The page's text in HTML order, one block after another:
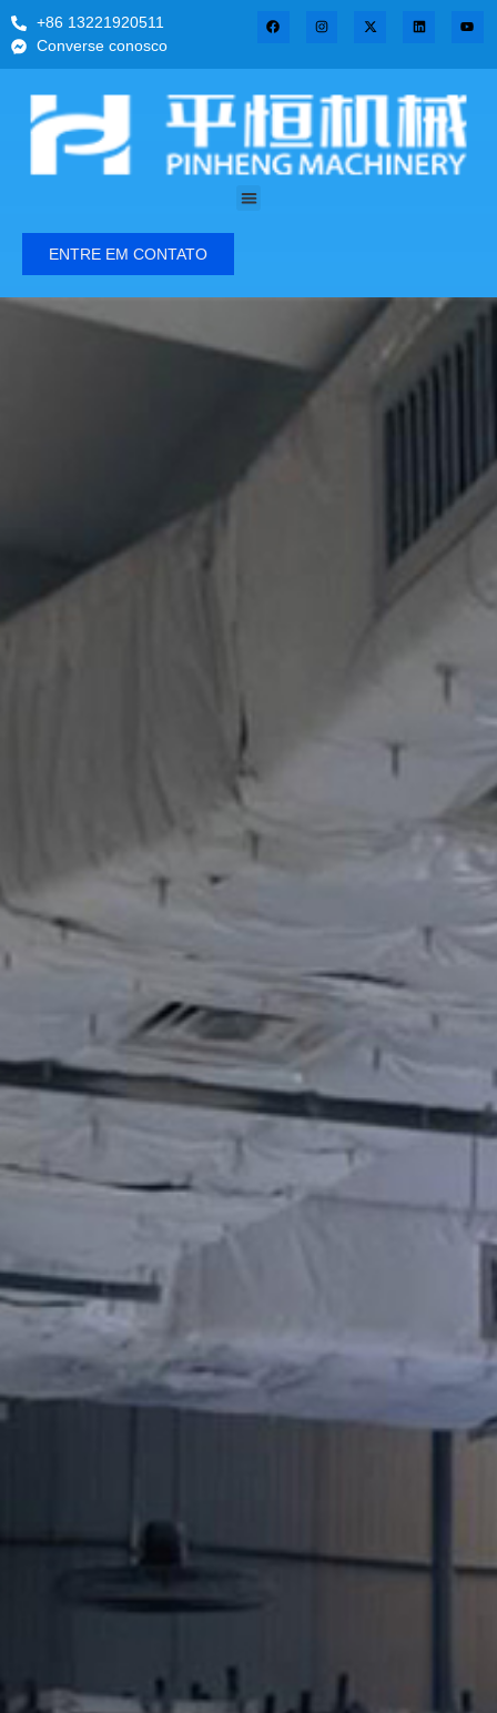
+86 13221920511
Converse conosco
ENTRE EM CONTATO